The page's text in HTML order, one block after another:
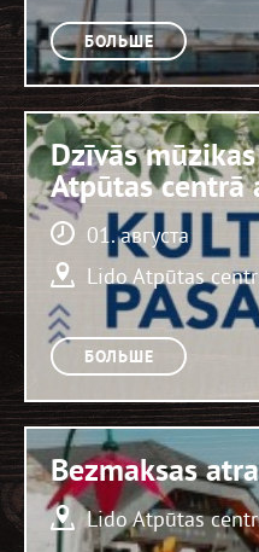
БОЛЬШЕ
Dzīvās
Atpūtas centrā
01. августа
Lido Atpūtas
БОЛЬШЕ
Bezmaksas
Lido Atpūtas